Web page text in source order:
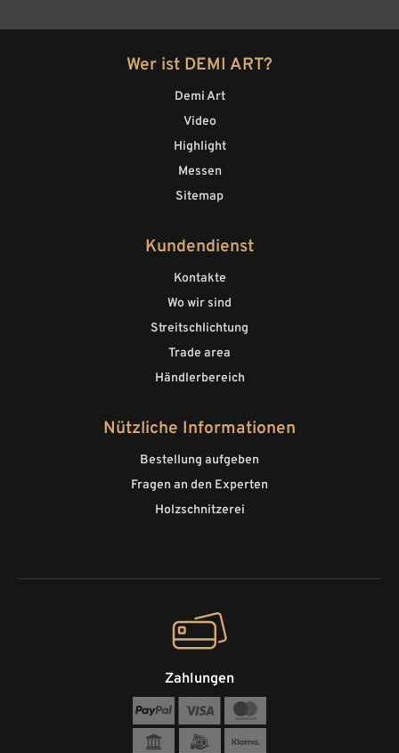
Wer ist DEMI ART?
Demi Art
Video
Highlight
Messen
Sitemap
Kundendienst
Kontakte
Wo wir sind
Streitschlichtung
Trade area
Händlerbereich
Nützliche Informationen
Bestellung aufgeben
Fragen an den Experten
Holzschnitzerei
Zahlungen